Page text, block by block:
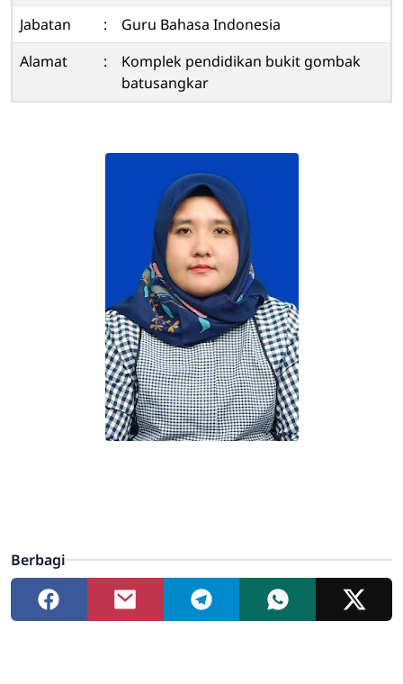
Jabatan
:
Guru Bahasa Indonesia
Alamat
:
Komplek pendidikan bukit gombak
batusangkar
Berbagi